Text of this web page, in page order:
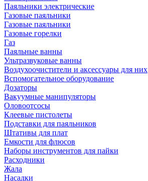
Паяльники электрические
Газовые паяльники
Газовые паяльники
Газовые горелки
Газ
Паяльные ванны
Ультразвуковые ванны
Воздухоочистители и аксессуары для них
Вспомогательное оборудование
Дозаторы
Вакуумные манипуляторы
Оловоотсосы
Клеевые пистолеты
Подставки для паяльников
Штативы для плат
Емкости для флюсов
Наборы инструментов для пайки
Расходники
Жала
Насадки